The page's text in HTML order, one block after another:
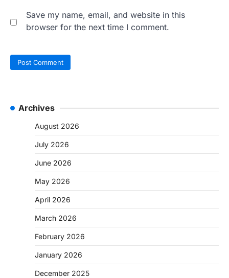
Save my name, email, and website in this
browser for the next time I comment.
Archives
August 2026
July 2026
June 2026
May 2026
April 2026
March 2026
February 2026
January 2026
December 2025